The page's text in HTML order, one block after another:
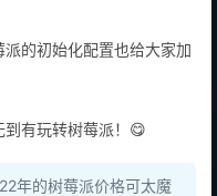
的初始化配置也给大家加
有玩转树莓派！😋
年的树莓派价格可太魔